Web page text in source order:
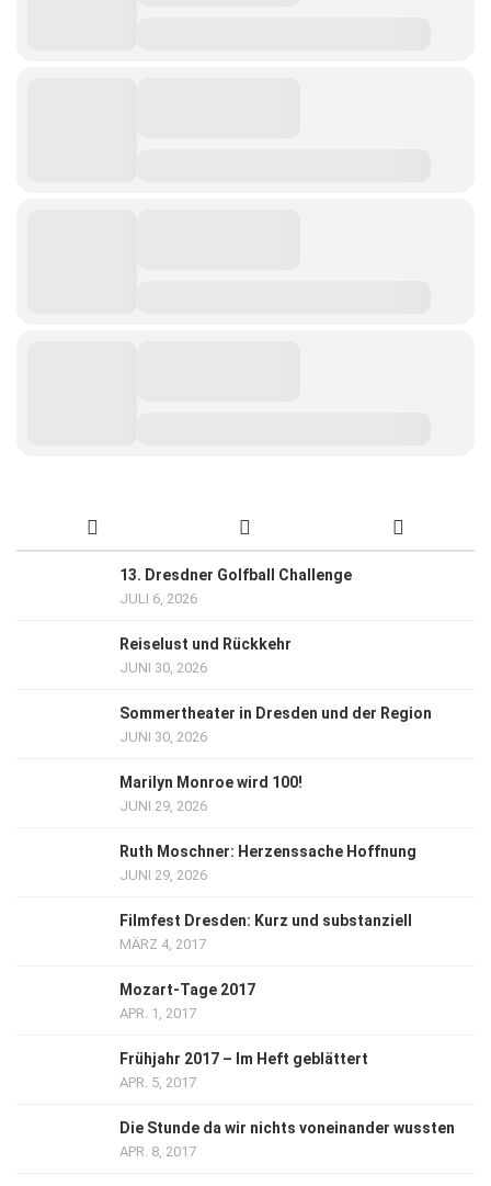
13. Dresdner Golfball Challenge
JULI 6, 2026
Reiselust und Rückkehr
JUNI 30, 2026
Sommertheater in Dresden und der Region
JUNI 30, 2026
Marilyn Monroe wird 100!
JUNI 29, 2026
Ruth Moschner: Herzenssache Hoffnung
JUNI 29, 2026
Filmfest Dresden: Kurz und substanziell
MÄRZ 4, 2017
Mozart-Tage 2017
APR. 1, 2017
Frühjahr 2017 – Im Heft geblättert
APR. 5, 2017
Die Stunde da wir nichts voneinander wussten
APR. 8, 2017